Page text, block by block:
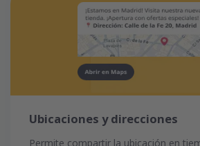
Ubicaciones y direcciones